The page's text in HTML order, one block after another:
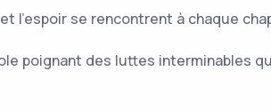
l’espoir se rencontrent à chaque
poignant des luttes interminables